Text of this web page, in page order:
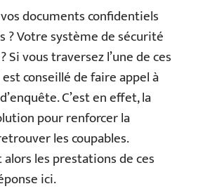
documents confidentiels
? Votre système de sécurité
Si vous traversez l’une de ces
conseillé de faire appel à
C’est en effet, la
pour renforcer la
les coupables.
alors les prestations de ces
ici.